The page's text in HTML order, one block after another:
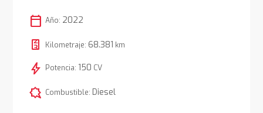
calendar_today Año: 2022
Kilometraje: 68.381 km
bolt Potencia: 150 CV
comic_bubble Combustible: Diesel